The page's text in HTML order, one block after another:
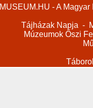
MUSEUM.HU - A
Tájházak Napja -
Múzeumok Őszi